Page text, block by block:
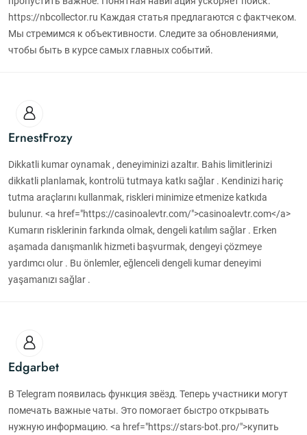
https://nbcollector.ru Каждая статья предлагаются с фактчеком.
Мы стремимся к объективности. Следите за обновлениями,
чтобы быть в курсе самых главных событий.
ErnestFrozy
Dikkatli kumar oynamak , deneyiminizi azaltır. Bahis limitlerinizi
dikkatli planlamak, kontrolü tutmaya katkı sağlar . Kendinizi hariç
tutma araçlarını kullanmak, riskleri minimize etmenize katkıda
bulunur. <a href="https://casinoalevtr.com/">casinoalevtr.com</a>
Kumarın risklerinin farkında olmak, dengeli katılım sağlar . Erken
aşamada danışmanlık hizmeti başvurmak, dengeyi çözmeye
yardımcı olur . Bu önlemler, eğlenceli dengeli kumar deneyimi
yaşamanızı sağlar .
Edgarbet
В Telegram появилась функция звёзд. Теперь участники могут
помечать важные чаты. Это помогает быстро открывать
нужную информацию. <a href="https://stars-bot.pro/">купить